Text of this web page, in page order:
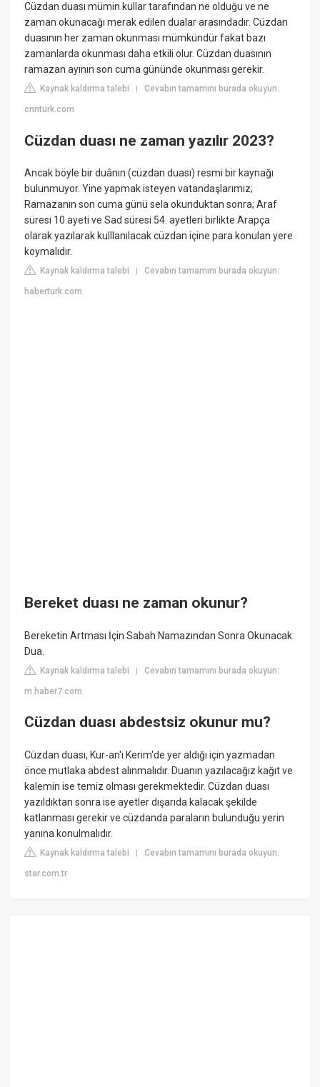
Cüzdan duası mümin kullar tarafından ne olduğu ve ne
zaman okunacağı merak edilen dualar arasındadır. Cüzdan
duasının her zaman okunması mümkündür fakat bazı
zamanlarda okunması daha etkili olur. Cüzdan duasının
ramazan ayının son cuma gününde okunması gerekir.
Kaynak kaldırma talebi |Cevabın tamamını burada okuyun:
cnnturk.com
Cüzdan duası ne zaman yazılır 2023?
Ancak böyle bir duânın (cüzdan duası) resmi bir kaynağı
bulunmuyor. Yine yapmak isteyen vatandaşlarımız;
Ramazanın son cuma günü sela okunduktan sonra; Araf
süresi 10.ayeti ve Sad süresi 54. ayetleri birlikte Arapça
olarak yazılarak kulllanılacak cüzdan içine para konulan yere
koymalıdır.
Kaynak kaldırma talebi |Cevabın tamamını burada okuyun:
haberturk.com
Bereket duası ne zaman okunur?
Bereketin Artması İçin Sabah Namazından Sonra Okunacak
Dua.
Kaynak kaldırma talebi |Cevabın tamamını burada okuyun:
m.haber7.com
Cüzdan duası abdestsiz okunur mu?
Cüzdan duası, Kur-an'ı Kerim'de yer aldığı için yazmadan
önce mutlaka abdest alınmalıdır. Duanın yazılacağız kağıt ve
kalemin ise temiz olması gerekmektedir. Cüzdan duası
yazıldıktan sonra ise ayetler dışarıda kalacak şekilde
katlanması gerekir ve cüzdanda paraların bulunduğu yerin
yanına konulmalıdır.
Kaynak kaldırma talebi |Cevabın tamamını burada okuyun:
star.com.tr